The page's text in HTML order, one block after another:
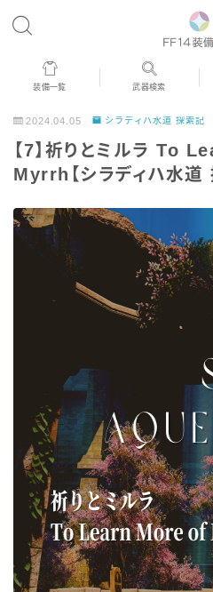
MENU
歴代ジョブAF
男女別デザイン
アネモス（染色可能紅蓮AF）
ゴーグル
目隠し
口隠し
マスク
フルフェイス
装備一覧 武器検索
2024.04.05 シラディハ水道 探索記
【7】祈りとミルラ To
Myrrh【シラディハ水道